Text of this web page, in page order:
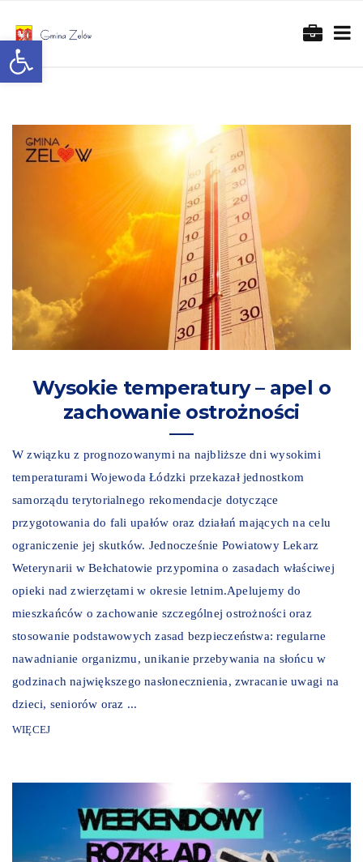
Otwórz pasek narzędzi
Wysokie temperatury – apel o
zachowanie ostrożności
W związku z prognozowanymi na najbliższe dni wysokimi
temperaturami Wojewoda Łódzki przekazał jednostkom
samorządu terytorialnego rekomendacje dotyczące
przygotowania do fali upałów oraz działań mających na celu
ograniczenie jej skutków. Jednocześnie Powiatowy Lekarz
Weterynarii w Bełchatowie przypomina o zasadach właściwej
opieki nad zwierzętami w okresie letnim.Apelujemy do
mieszkańców o zachowanie szczególnej ostrożności oraz
stosowanie podstawowych zasad bezpieczeństwa: regularne
nawadnianie organizmu, unikanie przebywania na słońcu w
godzinach największego nasłonecznienia, zwracanie uwagi na
dzieci, seniorów oraz ...
WIĘCEJ